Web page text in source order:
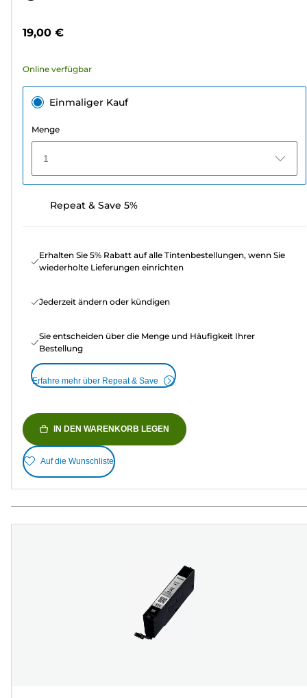
482
19,00 €
Online verfügbar
Einmaliger Kauf
Menge
1
Repeat & Save 5%
Erhalten Sie 5% Rabatt auf alle Tintenbestellungen, wenn Sie
wiederholte Lieferungen einrichten
Jederzeit ändern oder kündigen
Sie entscheiden über die Menge und Häufigkeit Ihrer
Bestellung
Erfahre mehr über Repeat & Save
IN DEN WARENKORB LEGEN
Auf die Wunschliste